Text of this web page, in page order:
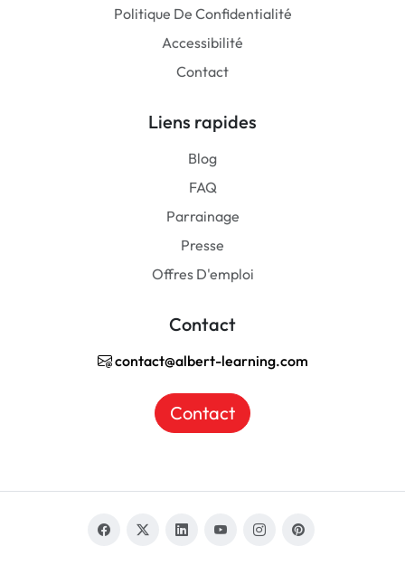
Politique De Confidentialité
Accessibilité
Contact
Liens rapides
Blog
FAQ
Parrainage
Presse
Offres D'emploi
Contact
contact@albert-learning.com
Contact